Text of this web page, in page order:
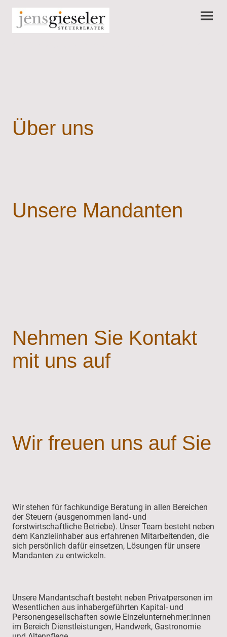
Über uns
Unsere Mandanten
Nehmen Sie Kontakt
mit uns auf
Wir freuen uns auf Sie
Wir stehen für fachkundige Beratung in allen Bereichen
der Steuern (ausgenommen land- und
forstwirtschaftliche Betriebe). Unser Team besteht neben
dem Kanzleiinhaber aus erfahrenen Mitarbeitenden, die
sich persönlich dafür einsetzen, Lösungen für unsere
Mandanten zu entwickeln.
Unsere Mandantschaft besteht neben Privatpersonen im
Wesentlichen aus inhabergeführten Kapital- und
Personengesellschaften sowie Einzelunternehmer:innen
im Bereich Dienstleistungen, Handwerk, Gastronomie